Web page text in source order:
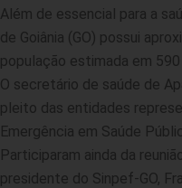
Além de essencial para a
de Goiânia (GO) possui
população estimada em
O secretário de saúde de
pleito das entidades
Emergência em Saúde
Participaram ainda da
presidente do Sinpef-GO,